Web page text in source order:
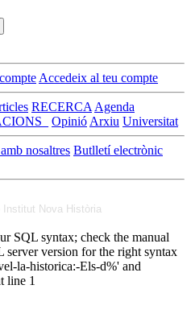
Accedeix al teu compte
RECERCA Agenda
Opinió Arxiu Universitat
nosaltres Butlletí electrònic
Institut Nova Història
SQL syntax; check the manual
server version for the right syntax
la-historica:-Els-d%' and
line 1